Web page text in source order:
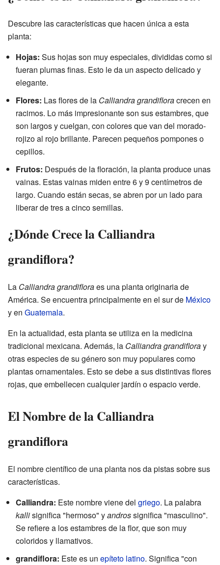
Descubre las características que hacen única a esta
planta:
Hojas: Sus hojas son muy especiales, divididas como si
fueran plumas finas. Esto le da un aspecto delicado y
elegante.
Flores: Las flores de la Calliandra grandifloracrecen en
racimos. Lo más impresionante son sus estambres, que
son largos y cuelgan, con colores que van del morado-
rojizo al rojo brillante. Parecen pequeños pompones o
cepillos.
Frutos: Después de la floración, la planta produce unas
vainas. Estas vainas miden entre 6 y 9 centímetros de
largo. Cuando están secas, se abren por un lado para
liberar de tres a cinco semillas.
¿Dónde Crece la Calliandra
grandiflora?
La Calliandra grandifloraes una planta originaria de
América. Se encuentra principalmente en el sur de México
y en Guatemala.
En la actualidad, esta planta se utiliza en la medicina
tradicional mexicana. Además, la Calliandra grandifloray
otras especies de su género son muy populares como
plantas ornamentales. Esto se debe a sus distintivas flores
rojas, que embellecen cualquier jardín o espacio verde.
El Nombre de la Calliandra
grandiflora
El nombre científico de una planta nos da pistas sobre sus
características.
Calliandra: Este nombre viene del griego. La palabra
kallisignifica "hermoso" yandrossignifica "masculino".
Se refiere a los estambres de la flor, que son muy
coloridos y llamativos.
grandiflora: Este es un epíteto latino. Significa "con